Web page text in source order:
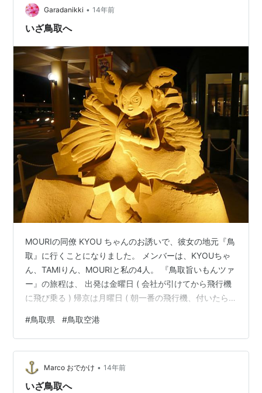
Garadanikki • 14年前
いざ鳥取へ
MOURIの同僚 KYOU ちゃんのお誘いで、彼女の地元『鳥
取』に行くことになりました。 メンバーは、KYOUちゃ
ん、TAMIりん、MOURIと私の4人。 『鳥取旨いもんツァ
ー』の旅程は、 出発は金曜日 ( 会社が引けてから飛行機
に飛び乗る ) 帰京は月曜日 ( 朝一番の飛行機、付いたら
急 羽田空港国内線ターミナル 東京は、まだまだビジネス
モード。 鳥取空港 「リトット」 この砂像、ご当地まつ
りのキャラクターなんだって。 あたりは真暗、このほか
何にも見えない。 空港には、KYOUちゃんのお母様 (
MINAMI母さん ) の計らいで、 …
#鳥取県 #鳥取空港
Marco おでかけ • 14年前
いざ鳥取へ